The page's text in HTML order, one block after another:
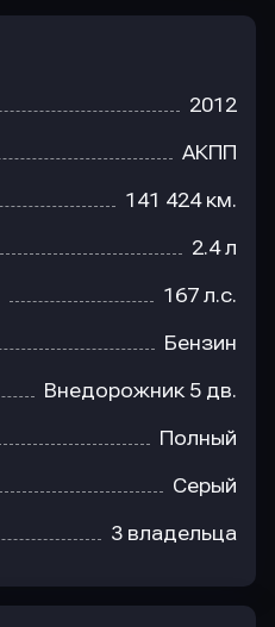
2012
АКПП
141 424 км.
2.4 л
167 л.с.
Бензин
Внедорожник 5 дв.
Полный
Серый
3 владельца